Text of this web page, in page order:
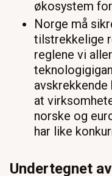
økosystem
Norge må
tilstrekkelige
reglene vi
avskrekkende
at
norske og
har like
Undertegnet